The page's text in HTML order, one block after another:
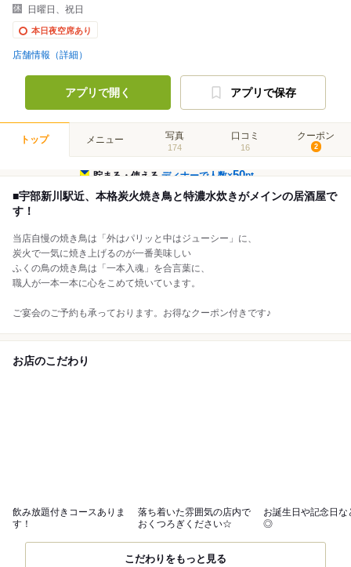
日曜日、祝日
本日夜空席あり
店舗情報（詳細）
アプリで開く アプリで保存
トップ メニュー 写真
174
口コミ
16
クーポン
2
貯まる・使えるディナーで人数×50pt
■宇部新川駅近、本格炭火焼き鳥と特濃水炊きがメインの居酒屋で
す！
当店自慢の焼き鳥は「外はパリッと中はジューシー」に、
炭火で一気に焼き上げるのが一番美味しい
ふくの鳥の焼き鳥は「一本入魂」を合言葉に、
職人が一本一本に心をこめて焼いています。
ご宴会のご予約も承っております。お得なクーポン付きです♪
お店のこだわり
飲み放題付きコースありま
す！
落ち着いた雰囲気の店内で
おくつろぎください☆
お誕生日や記念日な
◎
こだわりをもっと見る